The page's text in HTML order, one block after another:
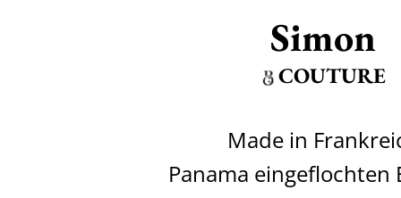
Simon
COUTURE
Made in
Panama eingeflochten